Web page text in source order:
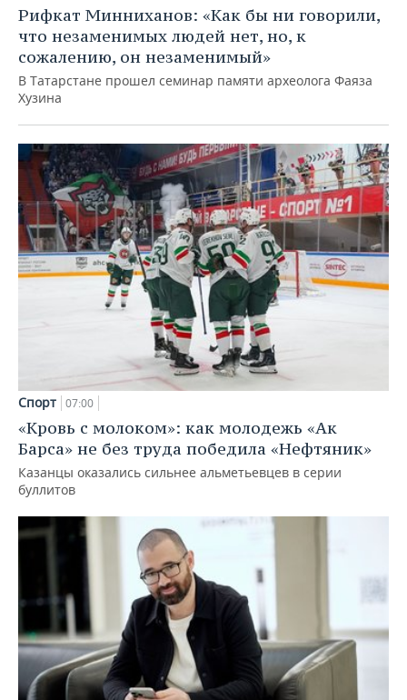
Рифкат Минниханов: «Как бы ни говорили,
что незаменимых людей нет, но, к
сожалению, он незаменимый»
В Татарстане прошел семинар памяти археолога Фаяза
Хузина
Спорт 07:00
«Кровь с молоком»: как молодежь «Ак
Барса» не без труда победила «Нефтяник»
Казанцы оказались сильнее альметьевцев в серии
буллитов